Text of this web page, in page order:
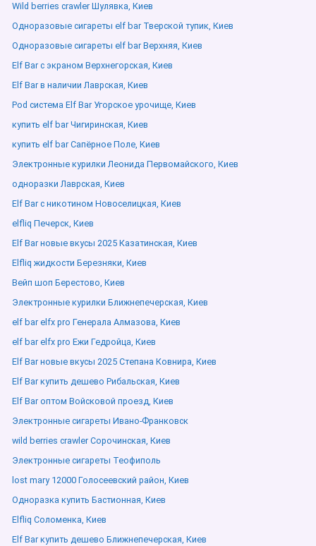
Wild berries crawler Шулявка, Киев
Одноразовые сигареты elf bar Тверской тупик, Киев
Одноразовые сигареты elf bar Верхняя, Киев
Elf Bar с экраном Верхнегорская, Киев
Elf Bar в наличии Лаврская, Киев
Pod система Elf Bar Угорское урочище, Киев
купить elf bar Чигиринская, Киев
купить elf bar Сапёрное Поле, Киев
Электронные курилки Леонида Первомайского, Киев
одноразки Лаврская, Киев
Elf Bar с никотином Новоселицкая, Киев
elfliq Печерск, Киев
Elf Bar новые вкусы 2025 Казатинская, Киев
Elfliq жидкости Березняки, Киев
Вейп шоп Берестово, Киев
Электронные курилки Ближнепечерская, Киев
elf bar elfx pro Генерала Алмазова, Киев
elf bar elfx pro Ежи Гедройца, Киев
Elf Bar новые вкусы 2025 Степана Ковнира, Киев
Elf Bar купить дешево Рибальская, Киев
Elf Bar оптом Войсковой проезд, Киев
Электронные сигареты Ивано-Франковск
wild berries crawler Сорочинская, Киев
Электронные сигареты Теофиполь
lost mary 12000 Голосеевский район, Киев
Одноразка купить Бастионная, Киев
Elfliq Соломенка, Киев
Elf Bar купить дешево Ближнепечерская, Киев